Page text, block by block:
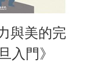
與美的完
入門》